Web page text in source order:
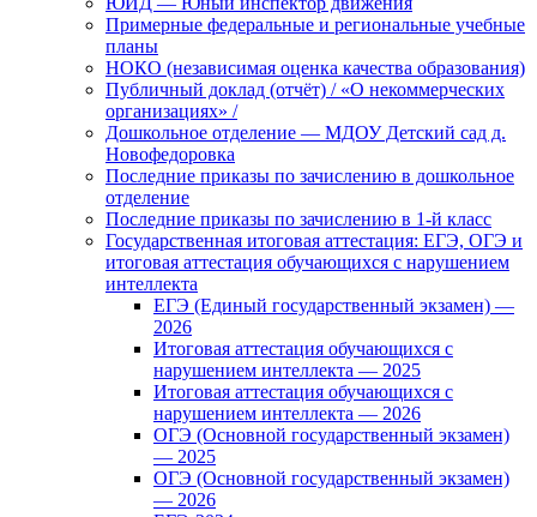
Примерные федеральные и региональные учебные
планы
НОКО (независимая оценка качества образования)
Публичный доклад (отчёт) / «О некоммерческих
организациях» /
Дошкольное отделение — МДОУ Детский сад д.
Новофедоровка
Последние приказы по зачислению в дошкольное
отделение
Последние приказы по зачислению в 1-й класс
Государственная итоговая аттестация: ЕГЭ, ОГЭ и
итоговая аттестация обучающихся с нарушением
интеллекта
ЕГЭ (Единый государственный экзамен) —
2026
Итоговая аттестация обучающихся с
нарушением интеллекта — 2025
Итоговая аттестация обучающихся с
нарушением интеллекта — 2026
ОГЭ (Основной государственный экзамен)
— 2025
ОГЭ (Основной государственный экзамен)
— 2026